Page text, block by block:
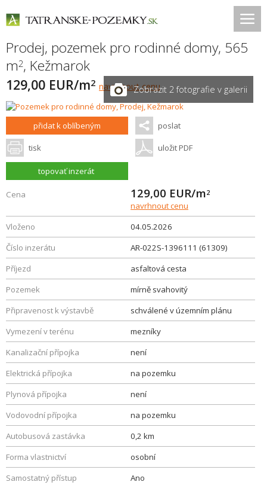
Prodej, pozemek pro rodinné domy, 565
m2, Kežmarok
129,00 EUR/m2 navrhnout cenuZobrazit 2 fotografie v galerii
přidat k oblíbeným poslat
tisk uložit PDF
topovať inzerát
Cena 129,00 EUR/m2
navrhnout cenu
Vloženo
04.05.2026
Číslo inzerátu
AR-022S-1396111 (61309)
Příjezd
asfaltová cesta
Pozemek
mírně svahovitý
Připravenost k výstavbě
schválené v územním plánu
Vymezení v terénu
mezníky
Kanalizační přípojka
není
Elektrická přípojka
na pozemku
Plynová přípojka
není
Vodovodní přípojka
na pozemku
Autobusová zastávka
0,2 km
Forma vlastnictví
osobní
Samostatný přístup
Ano